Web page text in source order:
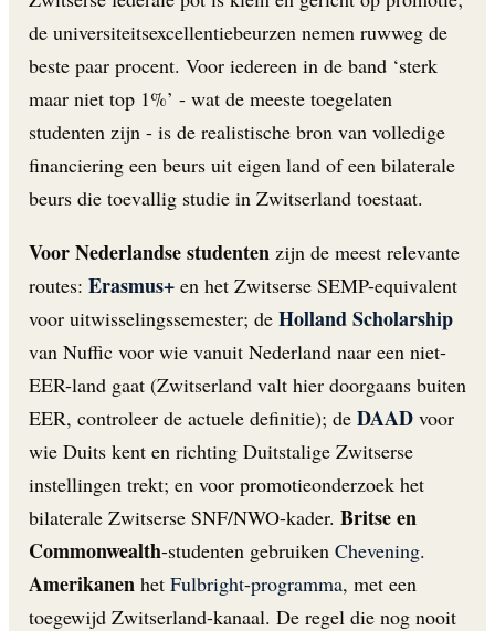
de universiteitsexcellentiebeurzen nemen ruwweg de
beste paar procent. Voor iedereen in de band ‘sterk
maar niet top 1%’ - wat de meeste toegelaten
studenten zijn - is de realistische bron van volledige
financiering een beurs uit eigen land of een bilaterale
beurs die toevallig studie in Zwitserland toestaat.
Voor Nederlandse studenten zijn de meest relevante
routes: Erasmus+ en het Zwitserse SEMP-equivalent
voor uitwisselingssemester; de Holland Scholarship
van Nuffic voor wie vanuit Nederland naar een niet-
EER-land gaat (Zwitserland valt hier doorgaans buiten
EER, controleer de actuele definitie); de DAAD voor
wie Duits kent en richting Duitstalige Zwitserse
instellingen trekt; en voor promotieonderzoek het
bilaterale Zwitserse SNF/NWO-kader. Britse en
Commonwealth-studenten gebruiken Chevening.
Amerikanen het Fulbright-programma, met een
toegewijd Zwitserland-kanaal. De regel die nog nooit